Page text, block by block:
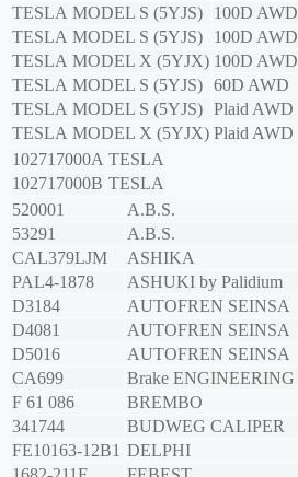
TESLA MODEL S (5YJS)
100D AWD
TESLA MODEL S (5YJS)
100D AWD
TESLA MODEL X (5YJX) 100D AWD
TESLA MODEL S (5YJS) 60D AWD
TESLA MODEL S (5YJS) Plaid AWD
TESLA MODEL X (5YJX) Plaid AWD
102717000A TESLA
102717000B TESLA
520001
A.B.S.
53291
A.B.S.
CAL379LJM
ASHIKA
PAL4-1878
ASHUKI by Palidium
D3184
AUTOFREN SEINSA
D4081
AUTOFREN SEINSA
D5016
AUTOFREN SEINSA
CA699
Brake ENGINEERING
F 61 086
BREMBO
341744
BUDWEG CALIPER
FE10163-12B1 DELPHI